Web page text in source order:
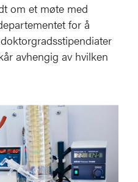
om et møte med
for å
avhengig av hvilken